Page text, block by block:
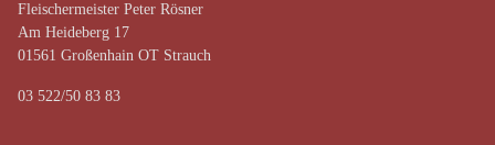
Fleischermeister Peter Rösner
Am Heideberg 17
01561 Großenhain OT Strauch
03 522/50 83 83